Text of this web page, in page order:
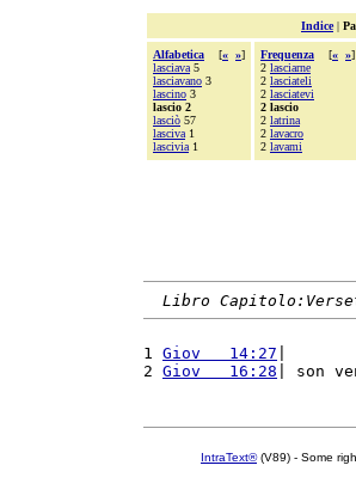
Indice|
Alfabetica [« »]
lasciava 5
lasciavano 3
lascino 3
lascio 2
lasciò 57
lasciva 1
lascivia 1
Frequenza [« »]
2 lasciarne
2 lasciateli
2 lasciatevi
2 lascio
2 latrina
2 lavacro
2 lavami
Libro
1 Giov   14:27 |
2 Giov   16:28 | son
IntraText®(V89) - Some